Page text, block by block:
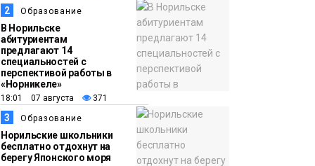
Новости
«Самолёт в облаках»
появятся в Кайеркане
13:08
Новости
Предстоящие
выходные в
Норильске будут
зябкими, пасмурными
и дождливыми
2 Образование
В Норильске
абитуриентам
предлагают 14
специальностей с
перспективой работы в
«Норникеле»
18:01 07 августа 371
3 Образование
Норильские школьники
бесплатно отдохнут на
берегу Японского моря